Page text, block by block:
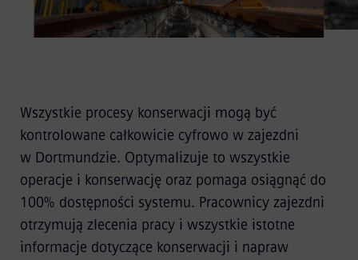
Wszystkie procesy konserwacji mogą być
kontrolowane całkowicie cyfrowo w zajezdni
w Dortmundzie. Optymalizuje to wszystkie
operacje i konserwację oraz pomaga osiągnąć do
100% dostępności systemu. Pracownicy zajezdni
otrzymują zlecenia pracy i wszystkie istotne
informacje dotyczące konserwacji i napraw